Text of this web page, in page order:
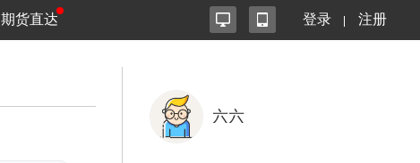
期货直达 登录 注册
六六